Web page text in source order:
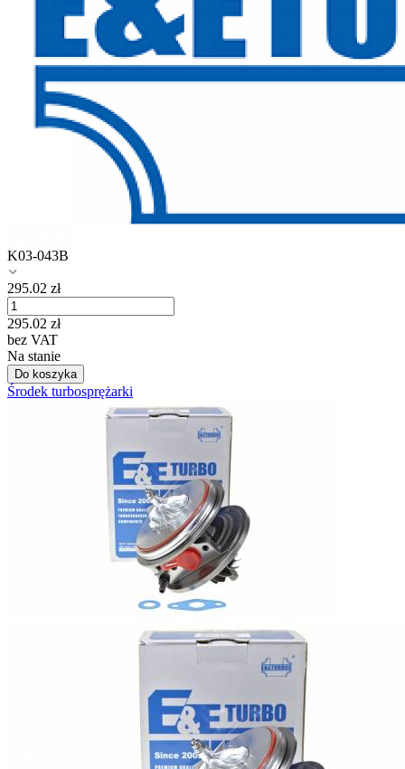
K03-043B
295.02 zł
295.02 zł
bez VAT
Na stanie
Do koszyka
Środek turbosprężarki